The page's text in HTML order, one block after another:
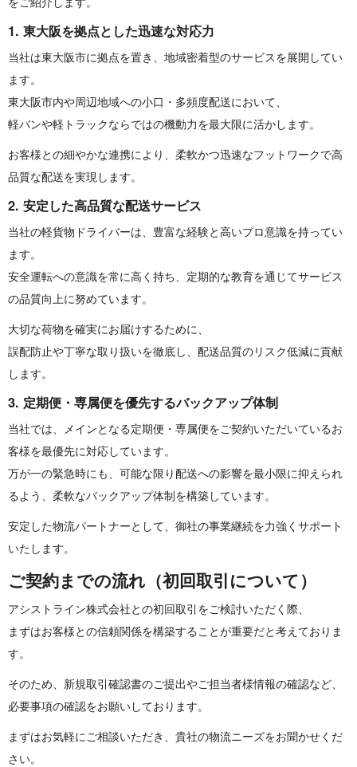
1. 東大阪を拠点とした迅速 な 対 応 力
当社は東大阪市に拠点を置き、 地域密着型のサービスを展開してい
ます。
東大阪市内や周辺地域への小口・多頻度配送において、
軽バンや軽トラックならではの機動力を最大限に活かします。
お客様との細やかな連携により、 柔軟かつ迅速なフットワークで高
品質な配送を実現します。
2. 安定した高品質な配送 サ ー ビ ス
当社の軽貨物ドライバーは、 豊富な経験と高いプロ意識を持ってい
ます。
安全運転への意識を常に高く持ち、 定期的な教育を通じてサービス
の品質向上に努めています。
大切な荷物を確実にお届けするために、
誤配防止や丁寧な取り扱いを徹底し、 配送品質のリスク低減に貢献
します。
3. 定期便・専属便を優先するバックア ッ プ 体 制
当社では、メインとなる定期便・ 専属便をご契約いただいているお
客様を最優先に対応しています。
万が一の緊急時にも、 可能な限り配送への影響を最小限に抑えられ
るよう、 柔軟なバックアップ体制を構築しています。
安定した物流パートナーとして、 御社の事業継続を力強くサポート
いたします。
ご契約までの流れ（初回取引に つ い て ）
アシストライン株式会社との初回取引をご検討いただく際、
まずはお客様との信頼関係を構築することが重要だと考えておりま
す。
そのため、新規取引確認書のご提出やご担当者様情報の確認など、
必要事項の確認をお願いしております。
まずはお気軽にご相談いただき、 貴社の物流ニーズをお聞かせくだ
さい。